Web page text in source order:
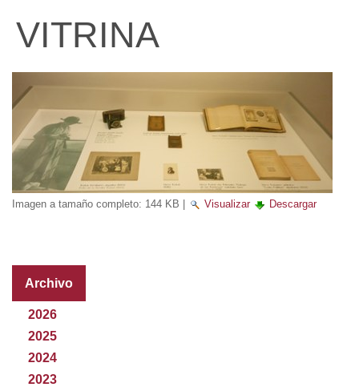
VITRINA
Imagen a tamaño completo: 144 KB Visualizar Descargar
Archivo
2026
2025
2024
2023